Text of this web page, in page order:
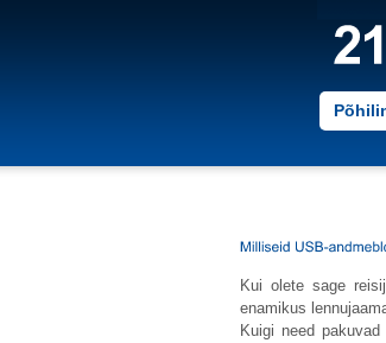
Kui olete sage
enamikus
Kuigi need